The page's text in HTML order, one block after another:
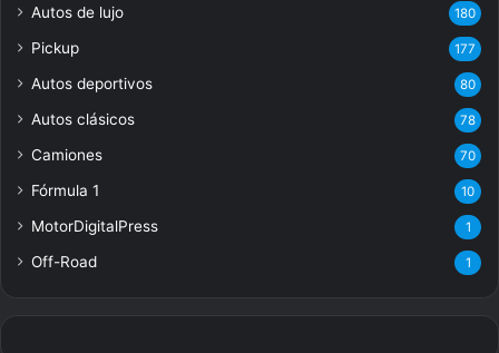
Autos de lujo 180
Pickup 177
Autos deportivos 80
Autos clásicos 78
Camiones 70
Fórmula 1 10
MotorDigitalPress 1
Off-Road 1